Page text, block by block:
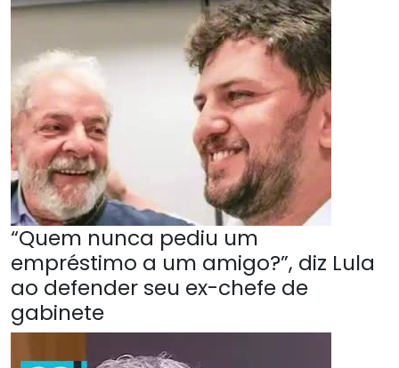
“Quem nunca pediu um
empréstimo a um amigo?”, diz Lula
ao defender seu ex-chefe de
gabinete